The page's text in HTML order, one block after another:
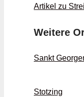
Artikel zu
Weitere
Sankt
Stotzing